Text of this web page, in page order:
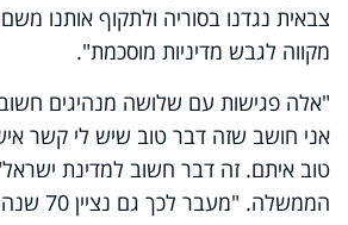
צבאית נגדנו בסוריה ולתקוף אותנו
מקווה לגבש מדיניות מוסכמת".
"אלה פגישות עם שלושה מנהיגים
אני חושב שזה דבר טוב שיש לי קשר
טוב איתם. זה דבר חשוב למדינת
הממשלה.